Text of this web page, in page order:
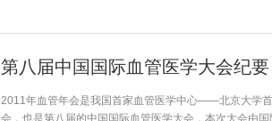
第八届中国国际血管医学大会纪要
2011年血管年会是我国首家血管医学中心——北京大学
会，也是第八届的中国国际血管医学大会，本次大会由